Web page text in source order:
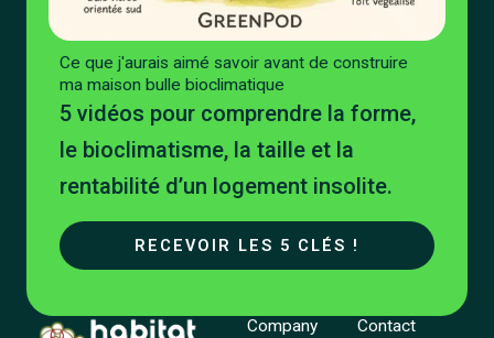
Ce que j'aurais aimé savoir avant de construire
ma maison bulle bioclimatique
5 vidéos pour comprendre la forme,
le bioclimatisme, la taille et la
rentabilité d’un logement insolite.
RECEVOIR LES 5 CLÉS !
Company
Contact